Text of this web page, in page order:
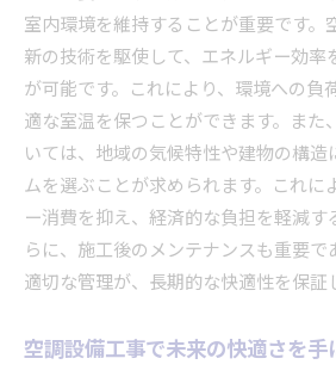
室内環境を維持することが重要です。
新の技術を駆使して、エネルギー効率
が可能です。これにより、環境への負
適な室温を保つことができます。また
いては、地域の気候特性や建物の構
ムを選ぶことが求められます。これに
ー消費を抑え、経済的な負担を軽減す
らに、施工後のメンテナンスも重要で
適切な管理が、長期的な快適性を保証
空調設備工事で未来の快適さを手